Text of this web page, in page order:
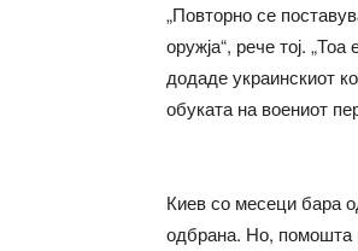
„Повторно се
оружја“, рече тој.
додаде украинскиот
обуката на воениот
Киев со месеци бара
одбрана. Но, помошта